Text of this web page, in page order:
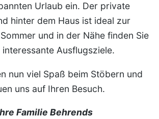
Urlaub ein. Der private
hinter dem Haus ist ideal zur
und in der Nähe finden Sie
interessante Ausflugsziele.
nun viel Spaß beim Stöbern und
uns auf Ihren Besuch.
Familie Behrends